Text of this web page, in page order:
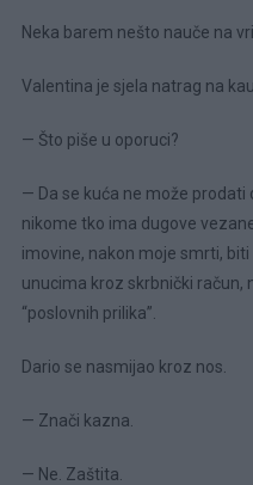
Neka barem nešto nauče na
Valentina je sjela natrag na
— Što piše u oporuci?
— Da se kuća ne može prodati
nikome tko ima dugove
imovine, nakon moje smrti,
unucima kroz skrbnički račun,
“poslovnih prilika”.
Dario se nasmijao kroz nos.
— Znači kazna.
— Ne. Zaštita.